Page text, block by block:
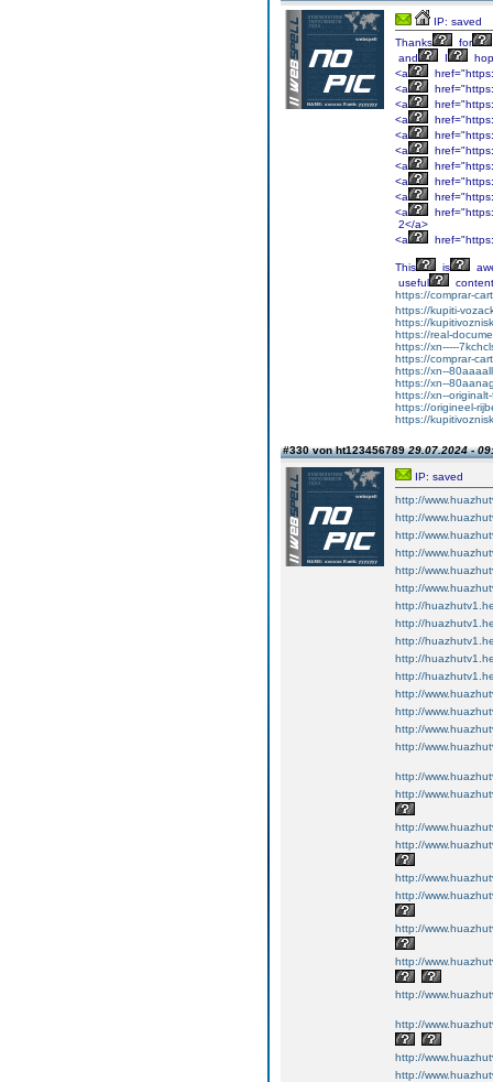
IP: saved
Thanks
for
and
I
<a
<a
<a
<a
<a
<a
<a
<a
<a
<a
2</a>
<a
This is
useful
https://comprar-
https://kupiti-
https://
https://real-
https://xn-----
https://comprar-
https://xn--
https://xn--
https://xn--
https://origineel-
https://
#330 von ht12345678929.07.2024 -
IP: saved
http://
http://
http://
http://
http://
http://
http://
http://
http://
http://
http://
http://
http://
http://
http://
http://
http://
http://
http://
http://
http://
http://
http://
http://
http://
http://
http://